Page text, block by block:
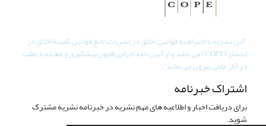
"این نشریه با احترام به قوانین اخلاق در نشریات، تابع قوانین کمیتۀ اخلاق در
انتشار (COPE) می باشد و از آیین نامه اجرایی قانون پیشگیری و مقابله با تقلب
در آثار علمی پیروی می نماید".
اشتراک خبرنامه
برای دریافت اخبار و اطلاعیه های مهم نشریه در خبرنامه نشریه مشترک
شوید.